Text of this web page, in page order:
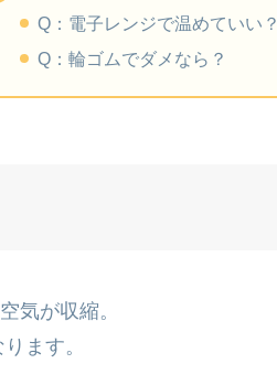
Q：電子レンジで温めていい？
Q：輪ゴムでダメなら？
気が収縮。
ます。